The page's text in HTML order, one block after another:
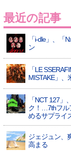
最近の記事
「i-dle」、
ン
「LE
MISTAKE」
「NCT 127
ク！…7thフル
めるサプライ
ジェジュン、
高まる